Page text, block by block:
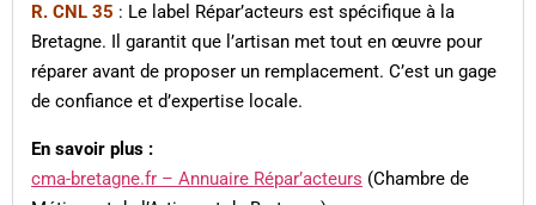
R. CNL 35 : Le label Répar’acteurs est spécifique à la
Bretagne. Il garantit que l’artisan met tout en œuvre pour
réparer avant de proposer un remplacement. C’est un gage
de confiance et d’expertise locale.
En savoir plus :
cma-bretagne.fr – Annuaire Répar’acteurs (Chambre de